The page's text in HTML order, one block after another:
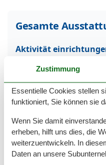
Gesamte
Aktivität
Entfernungen
Zum Bahnhof
Zum Strand
Zur Autobahn
Grundeinrichtungen
Baujahr
Zustimmung
Essentielle Cookies stellen
funktioniert, Sie können sie
Wenn Sie damit
erheben, hilft uns dies, die
weiterzuentwickeln. In
Daten an unsere